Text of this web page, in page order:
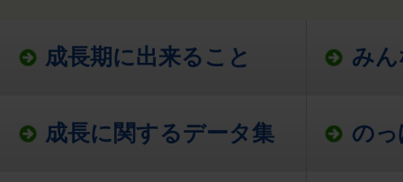
成長期に出来ること み
成長に関するデータ集 の